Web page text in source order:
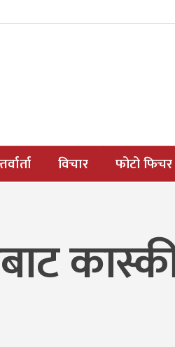
विचार फोटो फिचर